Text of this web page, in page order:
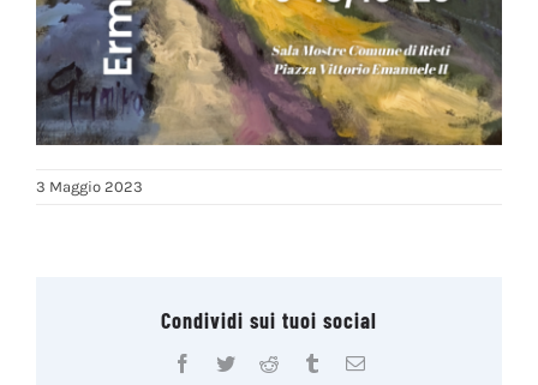
3 Maggio 2023
Condividi sui tuoi social
Facebook
TwitterReddit TumblrEmail